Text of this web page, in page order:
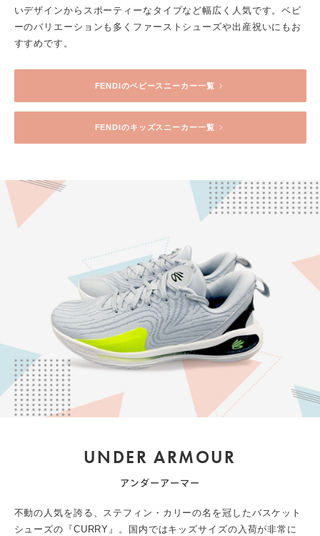
いデザインからスポーティーなタイプなど幅広く人気です。ベビ
ーのバリエーションも多くファーストシューズや出産祝いにもお
すすめです。
FENDIのベビースニーカー一覧
FENDI のキッズスニーカー一覧
UNDER ARMOUR
アンダーアーマー
不動の人気を誇る、ステフィン・カリーの名を冠したバスケット
シューズの『CURRY』。国内ではキッズサイズの入荷が非常に